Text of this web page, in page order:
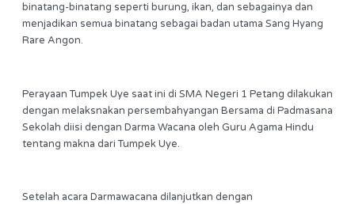
binatang-binatang seperti burung, ikan, dan sebagainya dan
menjadikan semua binatang sebagai badan utama Sang Hyang
Rare Angon.
Perayaan Tumpek Uye saat ini di SMA Negeri 1 Petang dilakukan
dengan melaksnakan persembahyangan Bersama di Padmasana
Sekolah diisi dengan Darma Wacana oleh Guru Agama Hindu
tentang makna dari Tumpek Uye.
Setelah acara Darmawacana dilanjutkan dengan